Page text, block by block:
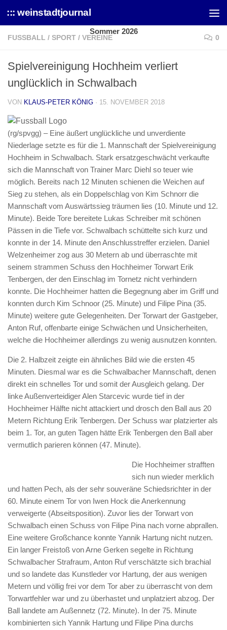
Skip to content
::: weinstadtjournal
Sommer 2026
FUSSBALL / SPORT / VEREINE 0
Spielvereinigung Hochheim verliert
unglücklich in Schwalbach
VON KLAUS-PETER KÖNIG · 15. NOVEMBER 2018
(rg/spvgg) – Eine äußert unglückliche und unverdiente
Niederlage setzte es für die 1. Mannschaft der Spielvereinigung
Hochheim in Schwalbach. Stark ersatzgeschwächt verkaufte
sich die Mannschaft von Trainer Marc Diehl so teuer wie
möglich. Bereits nach 12 Minuten schienen die Weichen auf
Sieg zu stehen, als ein Doppelschlag von Kim Schnorr die
Mannschaft vom Auswärtssieg träumen lies (10. Minute und 12.
Minute). Beide Tore bereitete Lukas Schreiber mit schönen
Pässen in die Tiefe vor. Schwalbach schüttelte sich kurz und
konnte in der 14. Minute den Anschlusstreffer erzielen. Daniel
Welzenheimer zog aus 30 Metern ab und überraschte mit
seinem strammen Schuss den Hochheimer Torwart Erik
Tenbergen, der den Einschlag im Tornetz nicht verhindern
konnte. Die Hochheimer hatten die Begegnung aber im Griff und
konnten durch Kim Schnoor (25. Minute) und Filipe Pina (35.
Minute) weitere gute Gelegenheiten. Der Torwart der Gastgeber,
Anton Ruf, offenbarte einige Schwächen und Unsicherheiten,
welche die Hochheimer allerdings zu wenig ausnutzen konnten.
Die 2. Halbzeit zeigte ein ähnliches Bild wie die ersten 45
Minuten. Diesmal war es die Schwalbacher Mannschaft, denen
direkt ein schnelles Tor und somit der Ausgleich gelang. Der
linke Außenverteidiger Alen Starcevic wurde tief in der
Hochheimer Hälfte nicht attackiert und drosch den Ball aus 20
Metern Richtung Erik Tenbergen. Der Schuss war platzierter als
beim 1. Tor, an guten Tagen hätte Erik Tenbergen den Ball aber
vermutlich parieren können (47. Minute).
Die Hochheimer strafften
sich nun wieder merklich
und hatten Pech, als der sehr souveräne Schiedsrichter in der
60. Minute einem Tor von Iwen Hock die Anerkennung
verweigerte (Abseitsposition). Zuvor lies der Torwart von
Schwalbach einen Schuss von Filipe Pina nach vorne abprallen.
Eine weitere Großchance konnte Yannik Hartung nicht nutzen.
Ein langer Freistoß von Arne Gerken segelte in Richtung
Schwalbacher Strafraum, Anton Ruf verschätzte sich brachial
und so landete das Kunstleder vor Hartung, der aus wenigen
Metern und völlig frei vor dem Tor aber zu überrascht von dem
Torwartfehler war und zu überhastet und unplatziert abzog. Der
Ball landete am Außennetz (72. Minute). In der 75. Minute
kombinierten sich Yannik Hartung und Filipe Pina durchs